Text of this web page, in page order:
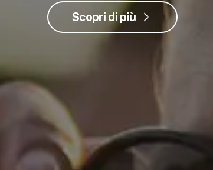
Scopri di più